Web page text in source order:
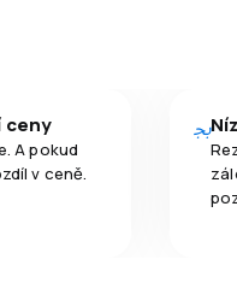
ceny
A pokud
v ceně.